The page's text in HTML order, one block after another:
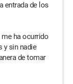
entrada de los
ha ocurrido
y sin nadie
de tomar